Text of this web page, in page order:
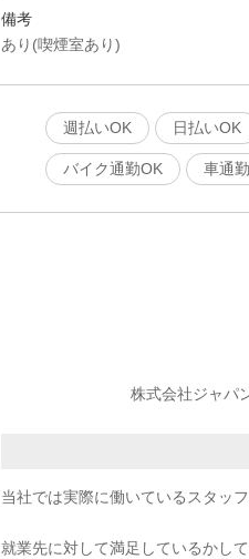
備考
あり(喫煙室あり)
週払いOK
日払いOK
バイク通勤OK 車通
株式会社ジャパ
当社では実際に働いているスタッ
就業先に対して満足しているかし